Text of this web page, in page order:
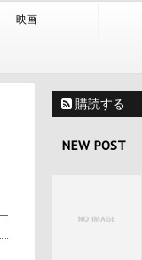
映画
購読する
NEW POST